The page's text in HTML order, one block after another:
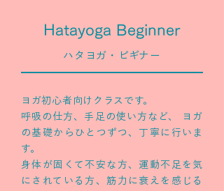
Hatayoga Beginner
ハタヨガ・ビギナー
ヨガ初心者向けクラスです。
呼吸の仕方、手足の使い方など、 ヨガ
の基礎からひとつずつ、丁寧に行いま
す。
身体が固くて不安な方、運動不足を気
にされている方、筋力に衰えを感じる